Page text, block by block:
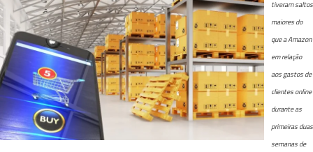
tiveram saltos
maiores do
que a Amazon
em relação
aos gastos de
clientes online
durante as
primeiras duas
semanas de